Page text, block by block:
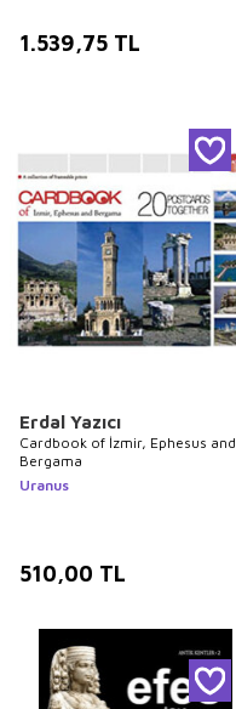
1.539,75 TL
Erdal Yazıcı
Cardbook of İzmir, Ephesus and
Bergama
Uranus
510,00 TL